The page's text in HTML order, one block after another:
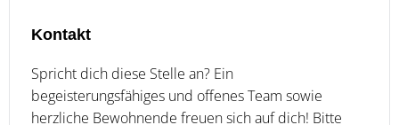
Kontakt
Spricht dich diese Stelle an? Ein
begeisterungsfähiges und offenes Team sowie
herzliche Bewohnende freuen sich auf dich! Bitte